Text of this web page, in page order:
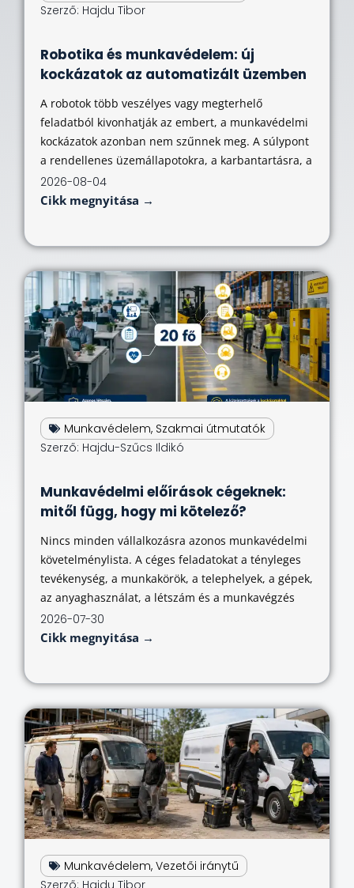
Szerző: Hajdu Tibor
Robotika és munkavédelem: új
kockázatok az automatizált üzemben
A robotok több veszélyes vagy megterhelő
feladatból kivonhatják az embert, a munkavédelmi
kockázatok azonban nem szűnnek meg. A súlypont
a rendellenes üzemállapotokra, a karbantartásra, a
2026-08-04
Cikk megnyitása →
Munkavédelem, Szakmai útmutatók
Szerző: Hajdu-Szűcs Ildikó
Munkavédelmi előírások cégeknek:
mitől függ, hogy mi kötelező?
Nincs minden vállalkozásra azonos munkavédelmi
követelménylista. A céges feladatokat a tényleges
tevékenység, a munkakörök, a telephelyek, a gépek,
az anyaghasználat, a létszám és a munkavégzés
2026-07-30
Cikk megnyitása →
Munkavédelem, Vezetői iránytű
Szerző: Hajdu Tibor